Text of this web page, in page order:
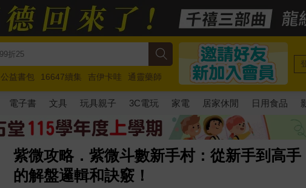
公益書包 16647續集 吉伊卡哇
通靈藥師
玩具總動員5 超慢跑
電子書 文具 玩具親子 3C電玩 家電 居家休閒 日用食品
紫微攻略．紫微斗數新手村：從新手到高
的解盤邏輯和訣竅！